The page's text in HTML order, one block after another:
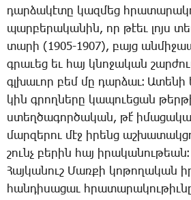
դար­ձա­կէ­տը կազ­մեց
պար­բե­րա­կա­նին, որ թէեւ լոյս
տա­րի (1905-1907), բայց
գրա­ւեց եւ հայ կնո­ջա­կան
գլխա­ւոր բեմ մը դար­ձաւ։
կին գրող­նե­րը կա­պո­ւե­ցան
ստեղ­ծա­գոր­ծա­կան, թէ՛
մար­զե­րու մէջ ի­րենց
շունչ բե­րին հայ ի­րա­կա­նու­թեան։
­Հայ­կա­նուշ ­Մառ­քի կո­թո­ղա­կան
հան­դի­սա­ցաւ